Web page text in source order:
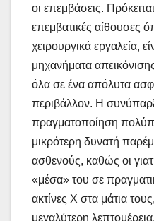
οι επεμβάσεις.
επεμβατικές αίθουσες
χειρουργικά εργαλεία,
μηχανήματα
όλα σε ένα απόλυτα
περιβάλλον. Η
πραγματοποίηση
μικρότερη δυνατή
ασθενούς, καθώς οι
«μέσα» του σε
ακτίνες Χ στα μάτια
μεγαλύτερη λεπτομέρεια.